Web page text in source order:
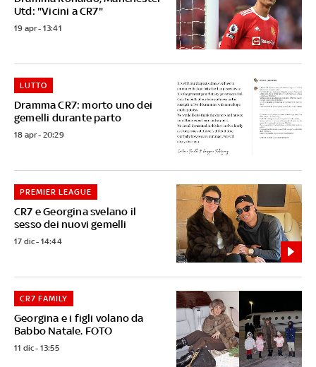
Utd: "Vicini a CR7"
19 apr - 13:41
Dramma CR7: morto uno dei
gemelli durante parto
LUTTO
18 apr - 20:29
CR7 e Georgina svelano il
sesso dei nuovi gemelli
PREMIER LEAGUE
17 dic - 14:44
Georgina e i figli volano da
Babbo Natale. FOTO
CR7 FAMILY
11 dic - 13:55